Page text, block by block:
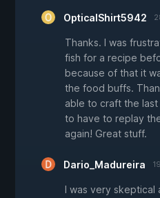
OpticalShirt5942
Thanks. I was
fish for a recipe
because of that it
the food buffs.
able to craft the
to have to replay
again! Great stuff.
Dario_Madureira
I was very skeptical